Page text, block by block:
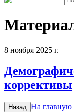
8 ноября 2025 г.
коррективы
Назад На главную